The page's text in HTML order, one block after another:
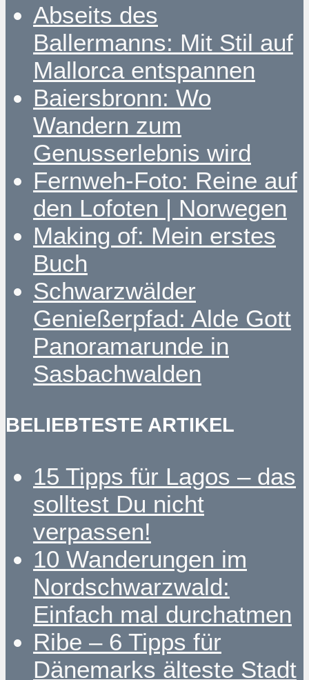
Abseits des
Ballermanns: Mit Stil auf
Mallorca entspannen
Baiersbronn: Wo
Wandern zum
Genusserlebnis wird
Fernweh-Foto: Reine auf
den Lofoten | Norwegen
Making of: Mein erstes
Buch
Schwarzwälder
Genießerpfad: Alde Gott
Panoramarunde in
Sasbachwalden
BELIEBTESTE ARTIKEL
15 Tipps für Lagos – das
solltest Du nicht
verpassen!
10 Wanderungen im
Nordschwarzwald:
Einfach mal durchatmen
Ribe – 6 Tipps für
Dänemarks älteste Stadt